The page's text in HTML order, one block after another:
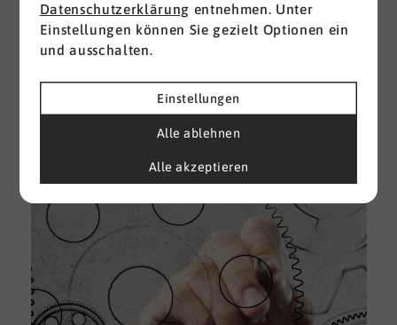
Datenschutzerklärung entnehmen. Unter
Einstellungen können Sie gezielt Optionen ein
und ausschalten.
Einstellungen
Alle ablehnen
Alle akzeptieren